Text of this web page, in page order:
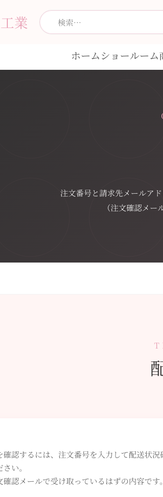
業
ホームショールーム
注文番号と請求先メールア
（注文確認メ
認するには、注文番号を入力して配送状況
い。
認メールで受け取っているはずの内容です。